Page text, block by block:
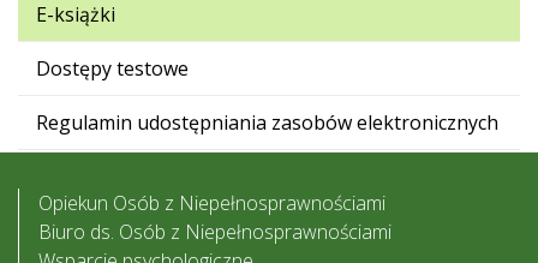
E-książki
Dostępy testowe
Regulamin udostępniania zasobów elektronicznych
Opiekun Osób z Niepełnosprawnościami
Biuro ds. Osób z Niepełnosprawnościami